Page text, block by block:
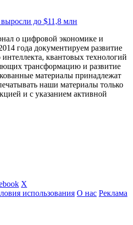
до $11,8 млн
о цифровой экономике и
года документируем развитие
квантовых технологий
трансформацию и развитие
материалы принадлежат
наши материалы только
и с указанием активной
X
использования О нас Реклама